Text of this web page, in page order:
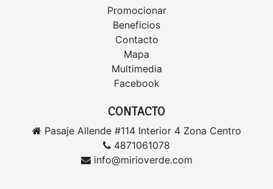
Promocionar
Beneficios
Contacto
Mapa
Multimedia
Facebook
CONTACTO
Pasaje Allende #114 Interior 4 Zona Centro
4871061078
info@mirioverde.com